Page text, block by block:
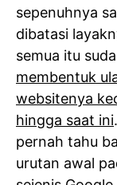
sepenuhnya
dibatasi
semua itu
membentuk
websitenya
hingga saat ini
pernah tahu
urutan awal